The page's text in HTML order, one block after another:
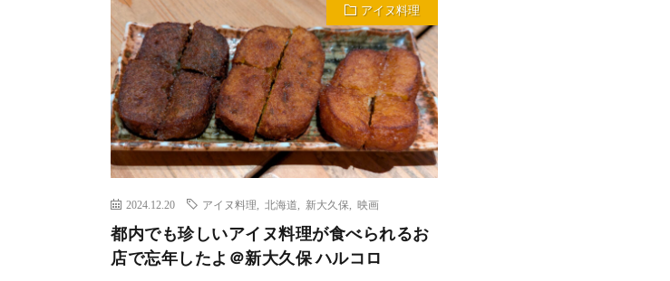
アイヌ料理
2024.12.20 アイヌ料理 北海道 新大久保 映画
都内でも珍しいアイヌ料理が食べられるお
店で忘年したよ＠新大久保 ハルコロ